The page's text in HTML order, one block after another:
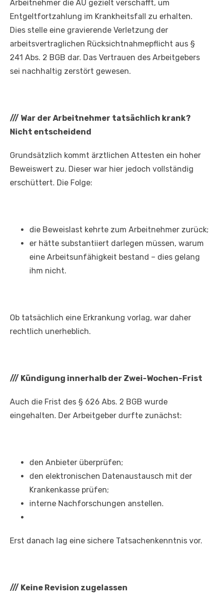
Arbeitnehmer die AU gezielt verschafft, um
Entgeltfortzahlung im Krankheitsfall zu erhalten.
Dies stelle eine gravierende Verletzung der
arbeitsvertraglichen Rücksichtnahmepflicht aus §
241 Abs. 2 BGB dar. Das Vertrauen des Arbeitgebers
sei nachhaltig zerstört gewesen.
/// War der Arbeitnehmer tatsächlich krank?
Nicht entscheidend
Grundsätzlich kommt ärztlichen Attesten ein hoher
Beweiswert zu. Dieser war hier jedoch vollständig
erschüttert. Die Folge:
die Beweislast kehrte zum Arbeitnehmer zurück;
er hätte substantiiert darlegen müssen, warum
eine Arbeitsunfähigkeit bestand – dies gelang
ihm nicht.
Ob tatsächlich eine Erkrankung vorlag, war daher
rechtlich unerheblich.
/// Kündigung innerhalb der Zwei-Wochen-Frist
Auch die Frist des § 626 Abs. 2 BGB wurde
eingehalten. Der Arbeitgeber durfte zunächst:
den Anbieter überprüfen;
den elektronischen Datenaustausch mit der
Krankenkasse prüfen;
interne Nachforschungen anstellen.
Erst danach lag eine sichere Tatsachenkenntnis vor.
/// Keine Revision zugelassen